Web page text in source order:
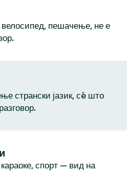
пешачење, не е
странски јазик, сè што
спорт — вид на